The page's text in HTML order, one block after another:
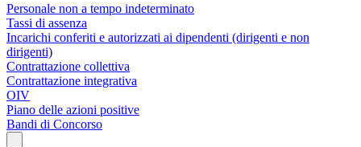
Personale non a tempo indeterminato
Tassi di assenza
Incarichi conferiti e autorizzati ai dipendenti (dirigenti e non
dirigenti)
Contrattazione collettiva
Contrattazione integrativa
OIV
Piano delle azioni positive
Bandi di Concorso